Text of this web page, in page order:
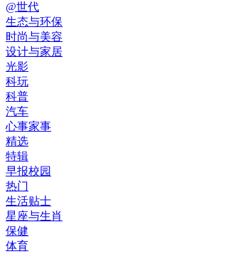
@世代
生态与环保
时尚与美容
设计与家居
光影
科玩
科普
汽车
心事家事
精选
特辑
早报校园
热门
生活贴士
星座与生肖
保健
体育